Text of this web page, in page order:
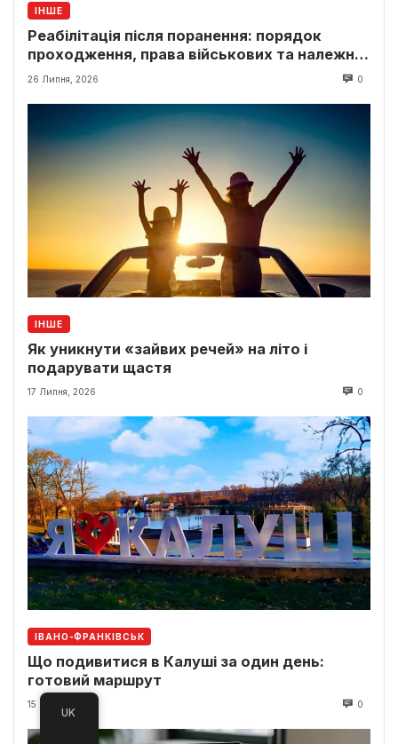
ІНШЕ
Реабілітація після поранення: порядок
проходження, права військових та належні
виплати
26 Липня, 2026 0
ІНШЕ
Як уникнути «зайвих речей» на літо і
подарувати щастя
17 Липня, 2026 0
ІВАНО-ФРАНКІВСЬК
Що подивитися в Калуші за один день:
готовий маршрут
15 Липня, 2026 0
UK